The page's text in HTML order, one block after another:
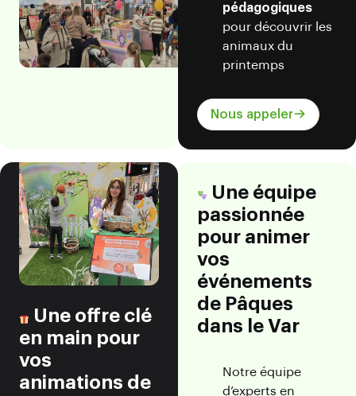
pédagogiques
pour découvrir les
animaux du
printemps
Nous appeler
Une offre clé
en main pour
vos
animations de
Une équipe
passionnée
pour animer
vos
événements
de Pâques
dans le Var
Notre équipe
d’experts en